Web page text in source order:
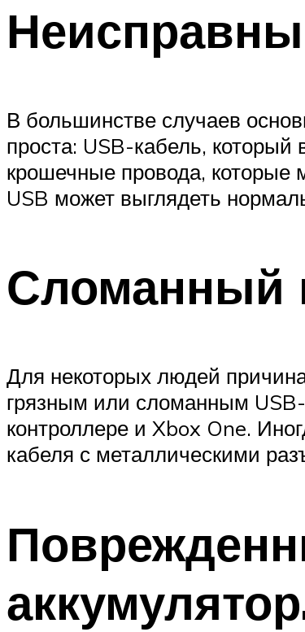
В большинстве случаев
проста: USB-кабель,
крошечные провода, которые
USB может выглядеть
Сломанный
Для некоторых людей
грязным или сломанным
контроллере и Xbox One.
кабеля с металлическими